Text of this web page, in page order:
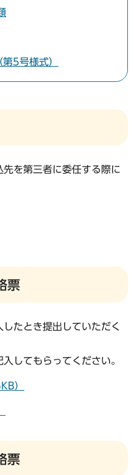
5号様式）
を第三者に委任する際に
票
たとき提出していただく
してもらってください。
）
票